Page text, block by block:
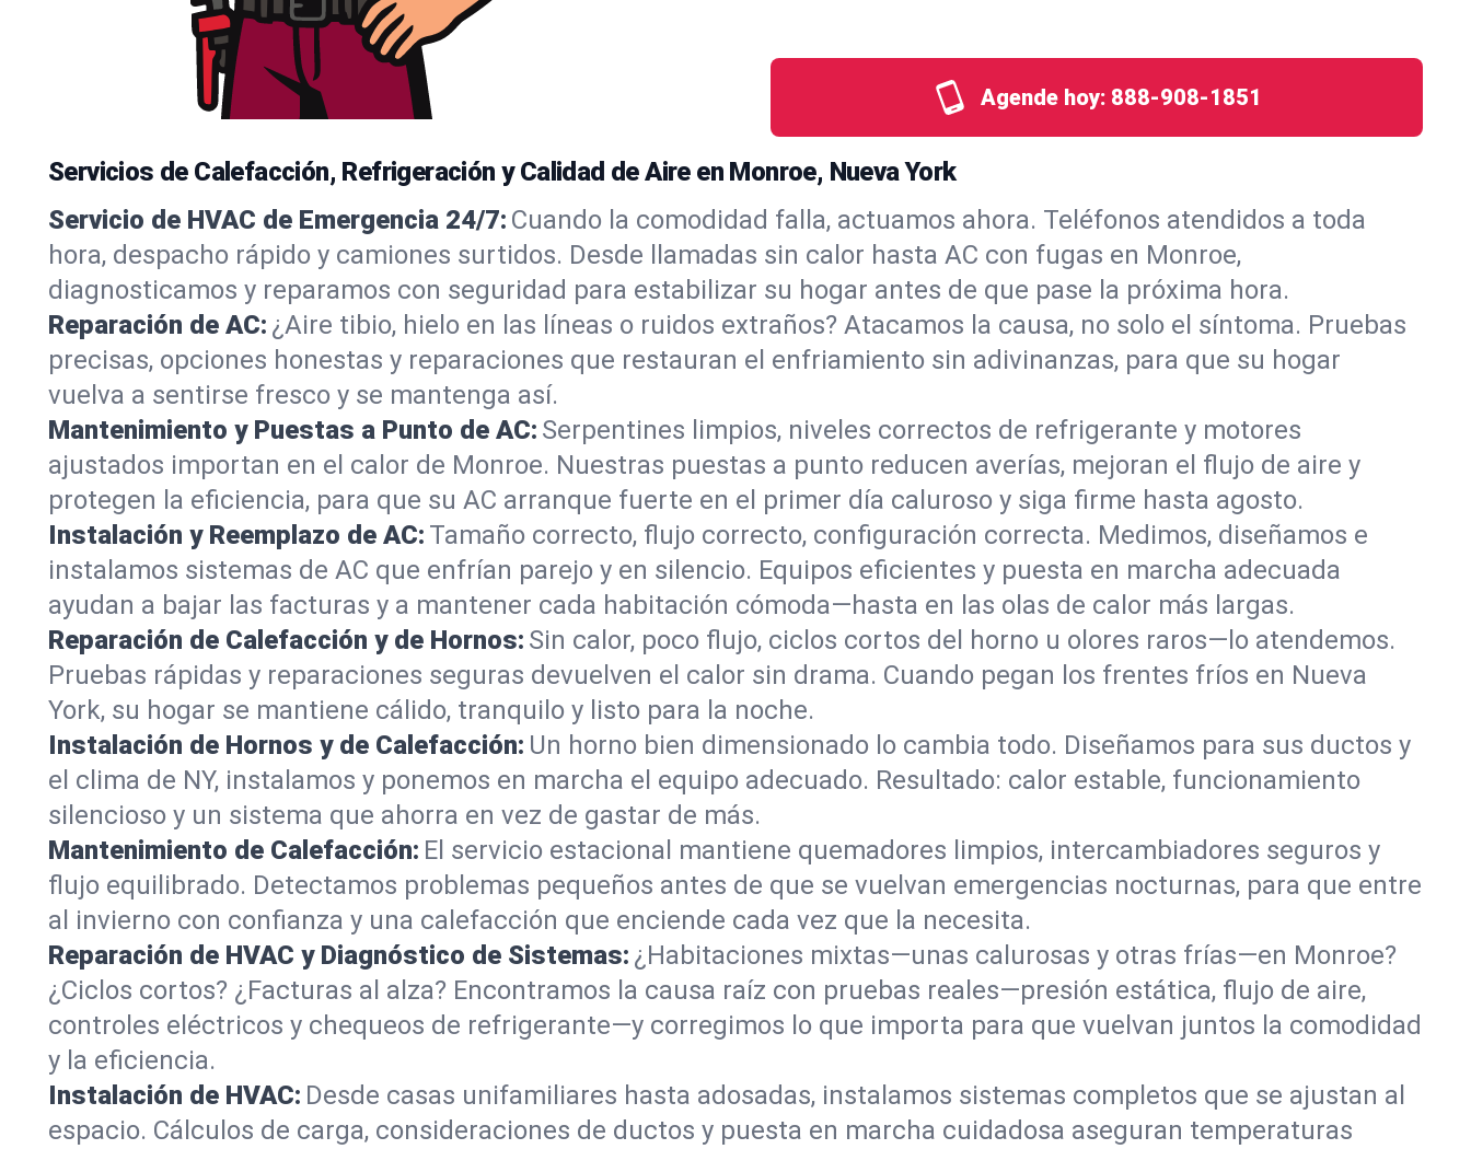
Agende hoy: 888-908-1851
Servicios de Calefacción, Refrigeración y Calidad de Aire en Monroe, Nueva York
Servicio de HVAC de Emergencia 24/7: Cuando la comodidad falla, actuamos ahora. Teléfonos atendidos a toda
hora, despacho rápido y camiones surtidos. Desde llamadas sin calor hasta AC con fugas en Monroe,
diagnosticamos y reparamos con seguridad para estabilizar su hogar antes de que pase la próxima hora.
Reparación de AC: ¿Aire tibio, hielo en las líneas o ruidos extraños? Atacamos la causa, no solo el síntoma. Pruebas
precisas, opciones honestas y reparaciones que restauran el enfriamiento sin adivinanzas, para que su hogar
vuelva a sentirse fresco y se mantenga así.
Mantenimiento y Puestas a Punto de AC: Serpentines limpios, niveles correctos de refrigerante y motores
ajustados importan en el calor de Monroe. Nuestras puestas a punto reducen averías, mejoran el flujo de aire y
protegen la eficiencia, para que su AC arranque fuerte en el primer día caluroso y siga firme hasta agosto.
Instalación y Reemplazo de AC: Tamaño correcto, flujo correcto, configuración correcta. Medimos, diseñamos e
instalamos sistemas de AC que enfrían parejo y en silencio. Equipos eficientes y puesta en marcha adecuada
ayudan a bajar las facturas y a mantener cada habitación cómoda—hasta en las olas de calor más largas.
Reparación de Calefacción y de Hornos: Sin calor, poco flujo, ciclos cortos del horno u olores raros—lo atendemos.
Pruebas rápidas y reparaciones seguras devuelven el calor sin drama. Cuando pegan los frentes fríos en Nueva
York, su hogar se mantiene cálido, tranquilo y listo para la noche.
Instalación de Hornos y de Calefacción: Un horno bien dimensionado lo cambia todo. Diseñamos para sus ductos y
el clima de NY, instalamos y ponemos en marcha el equipo adecuado. Resultado: calor estable, funcionamiento
silencioso y un sistema que ahorra en vez de gastar de más.
Mantenimiento de Calefacción: El servicio estacional mantiene quemadores limpios, intercambiadores seguros y
flujo equilibrado. Detectamos problemas pequeños antes de que se vuelvan emergencias nocturnas, para que entre
al invierno con confianza y una calefacción que enciende cada vez que la necesita.
Reparación de HVAC y Diagnóstico de Sistemas: ¿Habitaciones mixtas—unas calurosas y otras frías—en Monroe?
¿Ciclos cortos? ¿Facturas al alza? Encontramos la causa raíz con pruebas reales—presión estática, flujo de aire,
controles eléctricos y chequeos de refrigerante—y corregimos lo que importa para que vuelvan juntos la comodidad
y la eficiencia.
Instalación de HVAC: Desde casas unifamiliares hasta adosadas, instalamos sistemas completos que se ajustan al
espacio. Cálculos de carga, consideraciones de ductos y puesta en marcha cuidadosa aseguran temperaturas